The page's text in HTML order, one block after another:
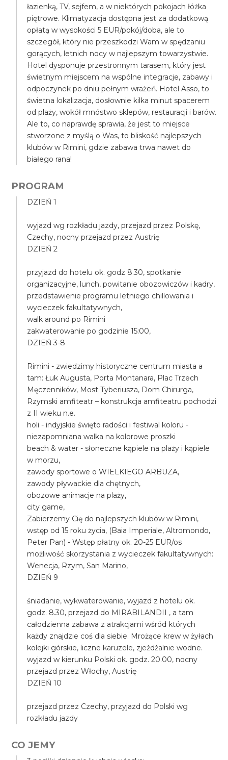
łazienką, TV, sejfem, a w niektórych pokojach łóżka
piętrowe. Klimatyzacja dostępna jest za dodatkową
opłatą w wysokości 5 EUR/pokój/doba, ale to
szczegół, który nie przeszkodzi Wam w spędzaniu
gorących, letnich nocy w najlepszym towarzystwie.
Hotel dysponuje przestronnym tarasem, który jest
świetnym miejscem na wspólne integracje, zabawy i
odpoczynek po dniu pełnym wrażeń. Hotel Asso, to
świetna lokalizacja, dosłownie kilka minut spacerem
od plaży, wokół mnóstwo sklepów, restauracji i barów.
Ale to, co naprawdę sprawia, że jest to miejsce
stworzone z myślą o Was, to bliskość najlepszych
klubów w Rimini, gdzie zabawa trwa nawet do
białego rana!
PROGRAM
DZIEŃ 1
wyjazd wg rozkładu jazdy, przejazd przez Polskę,
Czechy, nocny przejazd przez Austrię
DZIEŃ 2
przyjazd do hotelu ok. godz 8.30, spotkanie
organizacyjne, lunch, powitanie obozowiczów i kadry,
przedstawienie programu letniego chillowania i
wycieczek fakultatywnych,
walk around po Rimini
zakwaterowanie po godzinie 15:00,
DZIEŃ 3-8
Rimini - zwiedzimy historyczne centrum miasta a
tam: Łuk Augusta, Porta Montanara, Plac Trzech
Męczenników, Most Tyberiusza, Dom Chirurga,
Rzymski amfiteatr – konstrukcja amfiteatru pochodzi
z II wieku n.e.
holi - indyjskie święto radości i festiwal koloru -
niezapomniana walka na kolorowe proszki
beach & water - słoneczne kąpiele na plaży i kąpiele
w morzu,
zawody sportowe o WIELKIEGO ARBUZA,
zawody pływackie dla chętnych,
obozowe animacje na plaży,
city game,
Zabierzemy Cię do najlepszych klubów w Rimini,
wstęp od 15 roku życia, (Baia Imperiale, Altromondo,
Peter Pan) - Wstęp płatny ok. 20-25 EUR/os
możliwość skorzystania z wycieczek fakultatywnych:
Wenecja, Rzym, San Marino,
DZIEŃ 9
śniadanie, wykwaterowanie, wyjazd z hotelu ok.
godz. 8.30, przejazd do MIRABILANDII , a tam
całodzienna zabawa z atrakcjami wśród których
każdy znajdzie coś dla siebie. Mrożące krew w żyłach
kolejki górskie, liczne karuzele, zjeżdżalnie wodne.
wyjazd w kierunku Polski ok. godz. 20.00, nocny
przejazd przez Włochy, Austrię
DZIEŃ 10
przejazd przez Czechy, przyjazd do Polski wg
rozkładu jazdy
CO JEMY